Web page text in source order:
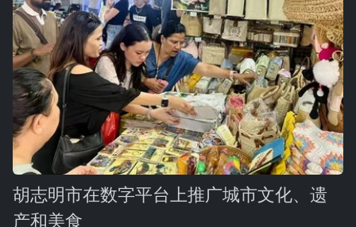
胡志明市在数字平台上推广城市文化、遗
产和美食